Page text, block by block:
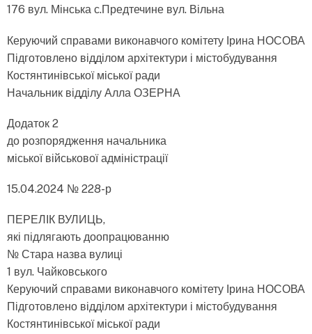
176 вул. Мінська с.Предтечине вул. Вільна
Керуючий справами виконавчого комітету Ірина НОСОВА
Підготовлено відділом архітектури і містобудування
Костянтинівської міської ради
Начальник відділу Алла ОЗЕРНА
Додаток 2
до розпорядження начальника
міської військової адміністрації
15.04.2024 № 228-р
ПЕРЕЛІК ВУЛИЦЬ,
які підлягають доопрацюванню
№ Стара назва вулиці
1 вул. Чайковського
Керуючий справами виконавчого комітету Ірина НОСОВА
Підготовлено відділом архітектури і містобудування
Костянтинівської міської ради